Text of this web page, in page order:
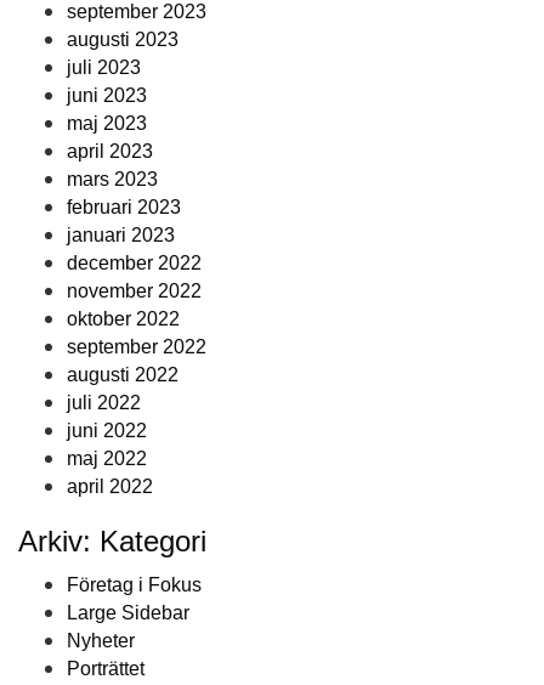
september 2023
augusti 2023
juli 2023
juni 2023
maj 2023
april 2023
mars 2023
februari 2023
januari 2023
december 2022
november 2022
oktober 2022
september 2022
augusti 2022
juli 2022
juni 2022
maj 2022
april 2022
Arkiv: Kategori
Företag i Fokus
Large Sidebar
Nyheter
Porträttet